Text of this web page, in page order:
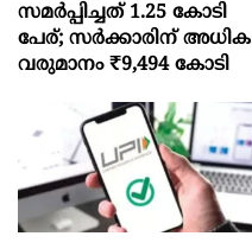
സമർപ്പിച്ചത് 1.25 കോടി
പേര്; സർക്കാരിന് അധിക
വരുമാനം ₹9,494 കോടി